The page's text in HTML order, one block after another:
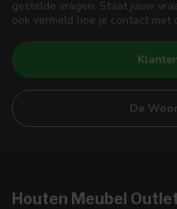
gestelde vragen. Staat jouw
ook vermeld hoe je contact met
De
Houten Meubel